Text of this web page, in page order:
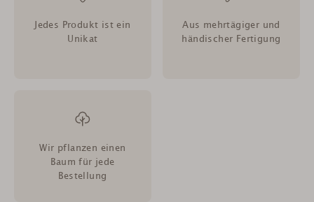
Jedes Produkt ist ein
Unikat
Aus mehrtägiger und
händischer Fertigung
Wir pflanzen einen
Baum für jede
Bestellung